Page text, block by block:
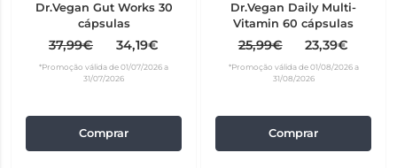
Dr.Vegan Gut Works 30
cápsulas
37,99€ 34,19€
*Promoção válida de 01/07/2026 a
31/07/2026
Comprar
Dr.Vegan Daily Multi-
Vitamin 60 cápsulas
25,99€ 23,39€
*Promoção válida de 01/08/2026 a
31/08/2026
Comprar